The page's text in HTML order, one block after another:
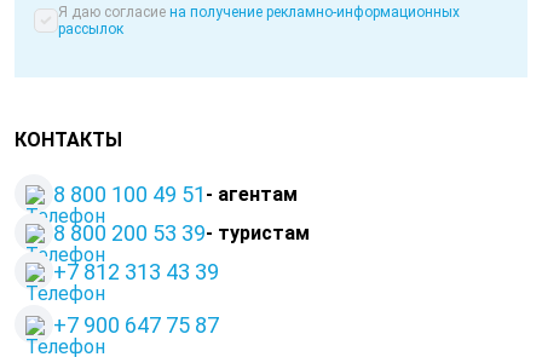
Я даю согласие на получение рекламно-информационных
рассылок
КОНТАКТЫ
8 800 100 49 51 - агентам
8 800 200 53 39- туристам
+7 812 313 43 39
+7 900 647 75 87